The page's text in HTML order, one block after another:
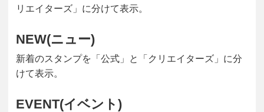
リエイターズ」に分けて表示。
NEW(ニュー)
新着のスタンプを「公式」と「クリエイターズ」に分
けて表示。
EVENT(イベント)